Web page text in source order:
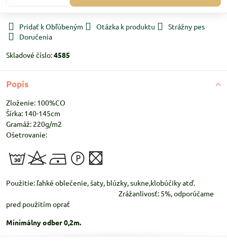
Pridať k Obľúbeným Otázka k produktu
Strážny pes
Doručenia
Skladové číslo:4585
Popis
Zloženie: 100%CO
Šírka: 140-145cm
Gramáž: 220g/m2
Ošetrovanie:
Použitie: ľahké oblečenie, šaty, blúzky, sukne,klobúčiky atď.
Zrážanlivosť: 5%, odporúčame
pred použitím oprať
Minimálny odber 0,2m.